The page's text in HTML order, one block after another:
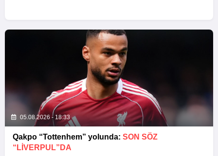
05.08.2026 - 18:33
Qakpo “Tottenhem” yolunda: SON SÖZ
“LIVERPUL”DA